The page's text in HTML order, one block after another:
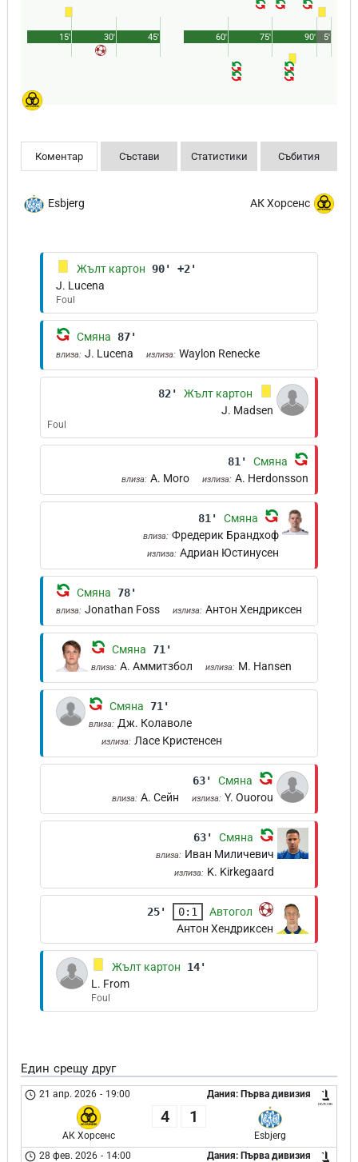
45'
15' 30' 90'
60' 75' 5'
Коментар Състави Статистики Събития
Esbjerg АК Хорсенс
Жълт картон 90' +2'
J. Lucena
Foul
Смяна 87'
влиза: J. Lucena излиза: Waylon Renecke
82'
Жълт картон
J. Madsen
Foul
81' Смяна
влиза: A. Moro излиза: A. Herdonsson
81' Смяна
влиза: Фредерик Брандхоф
излиза: Адриан Юстинусен
Смяна 78'
влиза: Jonathan Foss излиза: Антон Хендриксен
Смяна 71'
влиза: А. Аммитзбол излиза: M. Hansen
Смяна 71'
влиза: Дж. Колаволе
излиза: Ласе Кристенсен
63' Смяна
влиза: А. Сейн излиза: Y. Ouorou
63' Смяна
влиза: Иван Миличевич
излиза: K. Kirkegaard
25' 0:1
Автогол
Антон Хендриксен
Жълт картон
14'
L. From
Foul
Един срещу друг
Дания: Първа дивизия
21 апр. 2026 - 19:00
АК Хорсенс
4 1
Esbjerg
Дания: Първа дивизия
28 фев. 2026 - 14:00